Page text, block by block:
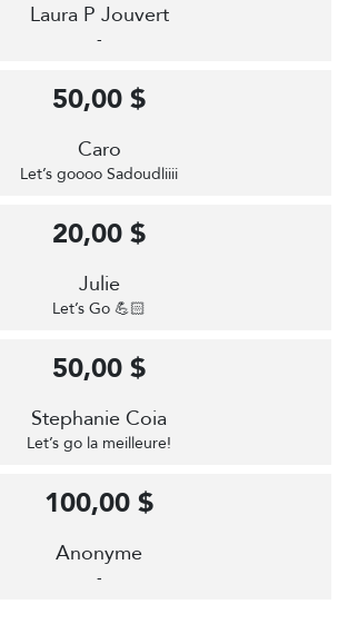
Laura P Jouvert
-
Caro
Let’s goooo Sadoudliiii
50,00 $
Julie
Let’s Go 💪🏻
20,00 $
Stephanie Coia
Let’s go la meilleure!
50,00 $
Anonyme
-
100,00 $